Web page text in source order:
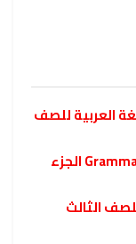
العربية للصف
مذكرة تأسيس فى اللغة الإنجليزية Grammar الجزء
الثالث